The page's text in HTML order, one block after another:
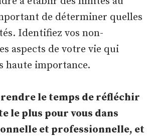
de déterminer quelles
Identifiez vos non-
aspects de votre vie qui
haute importance.
le temps de réfléchir
le plus pour vous dans
et professionnelle, et